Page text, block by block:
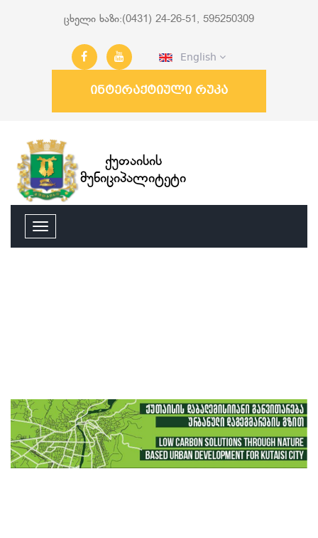
ცხელი ხაზი:(0431) 24-26-51, 595250309
English
ინტერაქტიული რუკა
ქუთაისის
მუნიციპალიტეტი